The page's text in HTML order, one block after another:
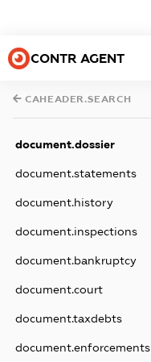
CONTR AGENT
CAHEADER.SEARCH
document.dossier
document.statements
document.history
document.inspections
document.bankruptcy
document.court
document.taxdebts
document.enforcements